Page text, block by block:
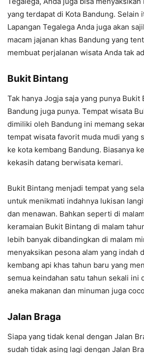
yang terdapat di Kota Bandung. Selain
Lapangan Tegalega Anda juga akan
macam jajanan khas Bandung yang
membuat perjalanan wisata Anda tak
Bukit Bintang
Tak hanya Jogja saja yang punya Bukit
Bandung juga punya. Tempat wisata
dimiliki oleh Bandung ini memang
tempat wisata favorit muda mudi yang
ke kota kembang Bandung. Biasanya
kekasih datang berwisata kemari.
Bukit Bintang menjadi tempat yang
untuk menikmati indahnya lukisan
dan menawan. Bahkan seperti di
keramaian Bukit Bintang di malam
lebih banyak dibandingkan di malam
menyaksikan pesona alam yang indah
kembang api khas tahun baru yang
semua keindahan satu tahun sekali ini
aneka makanan dan minuman juga
Jalan Braga
Siapa yang tidak kenal dengan Jalan
sudah tidak asing lagi dengan Jalan